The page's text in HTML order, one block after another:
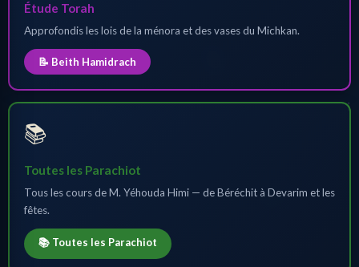
Étude Torah
Approfondis les lois de la ménora et des vases du Michkan.
📝 Beith Hamidrach
📚
Toutes les Parachiot
Tous les cours de M. Yéhouda Himi — de Béréchit à Devarim et les
fêtes.
📚 Toutes les Parachiot